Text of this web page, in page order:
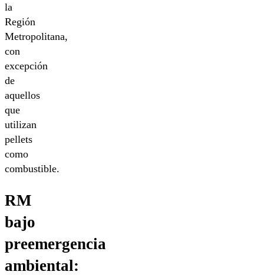
la
Región
Metropolitana,
con
excepción
de
aquellos
que
utilizan
pellets
como
combustible.
RM
bajo
preemergencia
ambiental: